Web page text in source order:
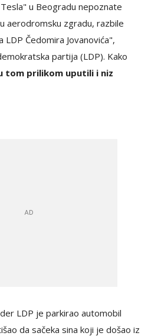
u Beogradu nepoznate
aerodromsku zgradu, razbile
Čedomira Jovanovića",
partija (LDP). Kako
tom prilikom uputili i niz
LDP je parkirao automobil
da sačeka sina koji je došao iz